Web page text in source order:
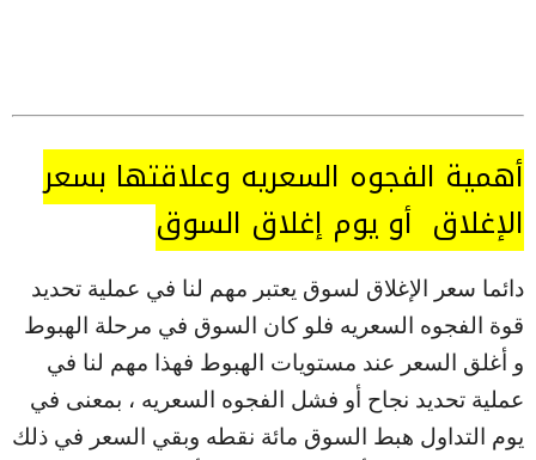
أهمية الفجوه السعريه وعلاقتها بسعر
الإغلاق أو يوم إغلاق السوق
دائما سعر الإغلاق لسوق يعتبر مهم لنا في عملية تحديد
قوة الفجوه السعريه فلو كان السوق في مرحلة الهبوط
و أغلق السعر عند مستويات الهبوط فهذا مهم لنا في
عملية تحديد نجاح أو فشل الفجوه السعريه ، بمعنى في
يوم التداول هبط السوق مائة نقطه وبقي السعر في ذلك